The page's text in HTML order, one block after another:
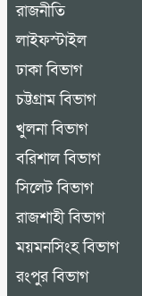
রাজনীতি
লাইফস্টাইল
ঢাকা বিভাগ
চট্টগ্রাম বিভাগ
খুলনা বিভাগ
বরিশাল বিভাগ
সিলেট বিভাগ
রাজশাহী বিভাগ
ময়মনসিংহ বিভাগ
রংপুর বিভাগ